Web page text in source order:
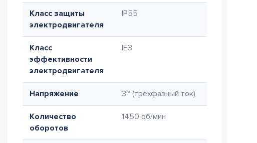
Класс защиты
электродвигателя
IP55
Класс
эффективности
электродвигателя
IE3
Напряжение 3~ (трёхфазный ток)
Количество
оборотов
1450 об/мин